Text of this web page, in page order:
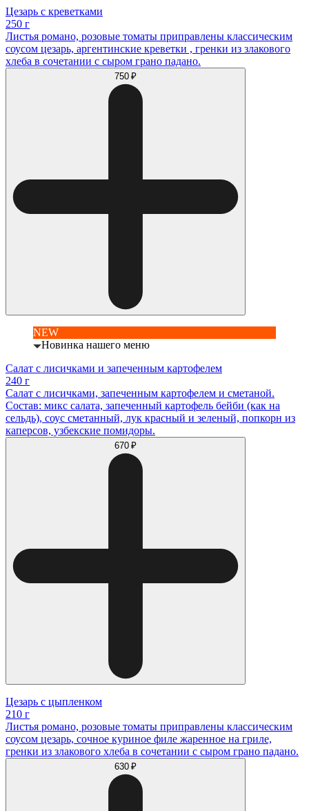
Цезарь с креветками
250 г
Листья романо, розовые томаты приправлены классическим
соусом цезарь, аргентинские креветки , гренки из злакового
хлеба в сочетании с сыром грано падано.
750 ₽
NEW
Новинка нашего меню
Салат с лисичками и запеченным картофелем
240 г
Салат с лисичками, запеченным картофелем и сметаной.
Состав: микс салата, запеченный картофель бейби (как на
сельдь), соус сметанный, лук красный и зеленый, попкорн из
каперсов, узбекские помидоры.
670 ₽
Цезарь с цыпленком
210 г
Листья романо, розовые томаты приправлены классическим
соусом цезарь, сочное куриное филе жаренное на гриле,
гренки из злакового хлеба в сочетании с сыром грано падано.
630 ₽